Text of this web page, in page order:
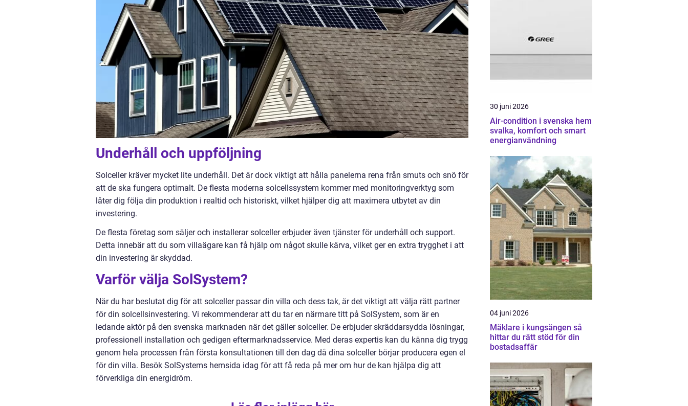
Underhåll och uppföljning
Solceller kräver mycket lite underhåll. Det är dock viktigt att hålla panelerna rena från smuts och snö för
att de ska fungera optimalt. De flesta moderna solcellssystem kommer med monitoringverktyg som
låter dig följa din produktion i realtid och historiskt, vilket hjälper dig att maximera utbytet av din
investering.
De flesta företag som säljer och installerar solceller erbjuder även tjänster för underhåll och support.
Detta innebär att du som villaägare kan få hjälp om något skulle kärva, vilket ger en extra trygghet i att
din investering är skyddad.
Varför välja SolSystem?
När du har beslutat dig för att solceller passar din villa och dess tak, är det viktigt att välja rätt partner
för din solcellsinvestering. Vi rekommenderar att du tar en närmare titt på SolSystem, som är en
ledande aktör på den svenska marknaden när det gäller solceller. De erbjuder skräddarsydda lösningar,
professionell installation och gedigen eftermarknadsservice. Med deras expertis kan du känna dig trygg
genom hela processen från första konsultationen till den dag då dina solceller börjar producera egen el
för din villa. Besök SolSystems hemsida idag för att få reda på mer om hur de kan hjälpa dig att
förverkliga din energidröm.
30 juni 2026
Air-condition i svenska hem
svalka, komfort och smart
energianvändning
04 juni 2026
Mäklare i kungsängen så
hittar du rätt stöd för din
bostadsaffär